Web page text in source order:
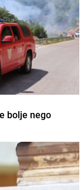
bolje nego